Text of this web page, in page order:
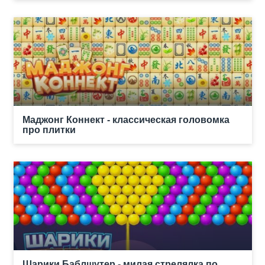
Маджонг Коннект - классическая головомка
про плитки